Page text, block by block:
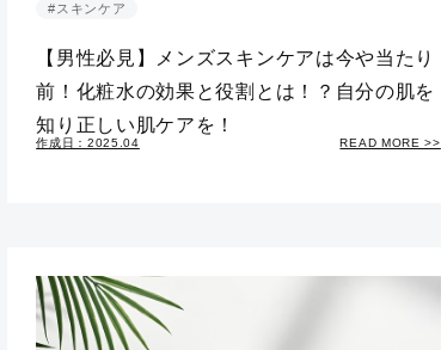
#スキンケア
【男性必見】メンズスキンケアは今や当たり
前！化粧水の効果と役割とは！？自分の肌を
知り正しい肌ケアを！
READ MORE >>
作成日：2025.04